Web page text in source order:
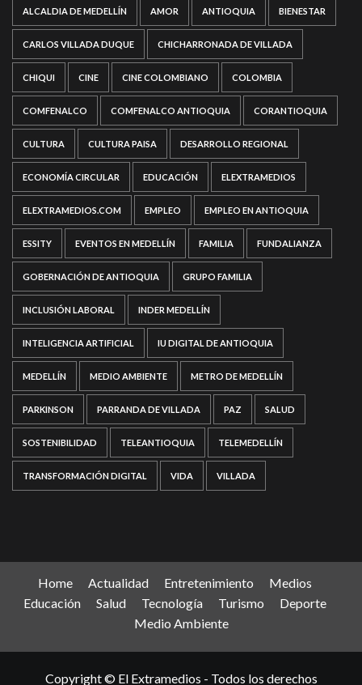
ALCALDIA DE MEDELLÍN AMOR ANTIOQUIA BIENESTAR
CARLOS VILLADA DUQUE CHICHARRONADA DE VILLADA
CHIQUI CINE CINE COLOMBIANO COLOMBIA
COMFENALCO COMFENALCO ANTIOQUIA CORANTIOQUIA
CULTURA CULTURA PAISA DESARROLLO REGIONAL
ECONOMÍA CIRCULAR EDUCACIÓN ELEXTRAMEDIOS
ELEXTRAMEDIOS.COM EMPLEO EMPLEO EN ANTIOQUIA
ESSITY EVENTOS EN MEDELLÍN FAMILIA FUNDALIANZA
GOBERNACIÓN DE ANTIOQUIA GRUPO FAMILIA
INCLUSIÓN LABORAL INDER MEDELLÍN
INTELIGENCIA ARTIFICIAL IU DIGITAL DE ANTIOQUIA
MEDELLÍN MEDIO AMBIENTE METRO DE MEDELLÍN
PARKINSON PARRANDA DE VILLADA PAZ SALUD
SOSTENIBILIDAD TELEANTIOQUIA TELEMEDELLÍN
TRANSFORMACIÓN DIGITAL VIDA VILLADA
Home Actualidad Entretenimiento
Medios
Educación
Salud Tecnología Turismo
Deporte
Medio Ambiente
Copyright © El Extramedios - Todos los derechos